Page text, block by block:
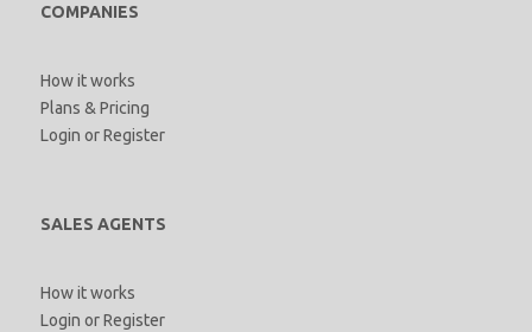
COMPANIES
How it works
Plans & Pricing
Login orRegister
SALES AGENTS
How it works
Login orRegister